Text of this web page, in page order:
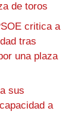
de toros
critica a
tras
una plaza
sus
a